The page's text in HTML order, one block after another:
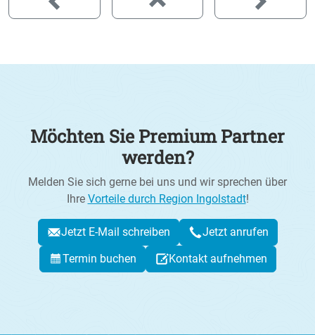
Möchten Sie Premium Partner
werden?
Melden Sie sich gerne bei uns und wir sprechen über
Ihre Vorteile durch Region Ingolstadt!
Jetzt E-Mail schreiben
Jetzt anrufen
Termin buchen
Kontakt aufnehmen